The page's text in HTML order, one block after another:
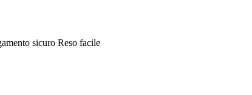
sicuro Reso facile